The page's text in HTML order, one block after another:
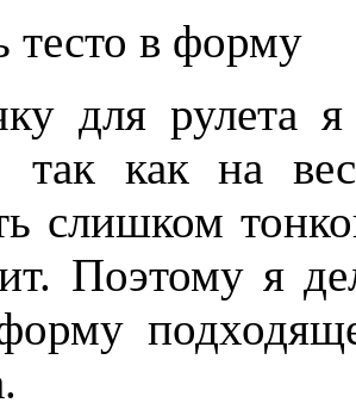
для рулета
так как на
слишком
Поэтому я